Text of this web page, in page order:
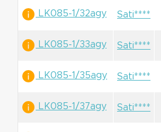
LK085-1/32agy Sati****
LK085-1/33agy Sati****
LK085-1/35agy Sati****
LK085-1/37agy Sati****